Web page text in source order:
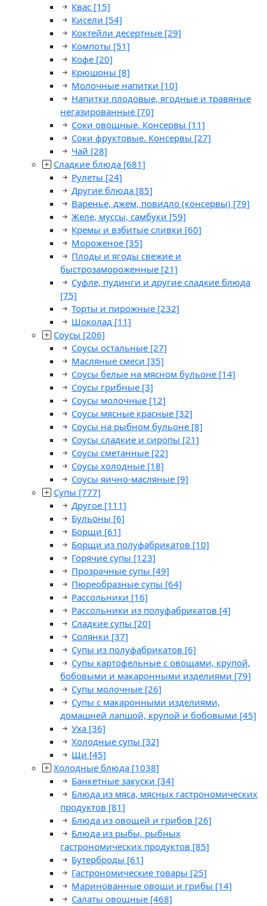
Квас [15]
Кисели [54]
Коктейли десертные [29]
Компоты [51]
Кофе [20]
Крюшоны [8]
Молочные напитки [10]
Напитки плодовые, ягодные и травяные
негазированные [70]
Соки овощные. Консервы [11]
Соки фруктовые. Консервы [27]
Чай [28]
Сладкие блюда [681]
Рулеты [24]
Другие блюда [85]
Варенье, джем, повидло (консервы) [79]
Желе, муссы, самбуки [59]
Кремы и взбитые сливки [60]
Мороженое [35]
Плоды и ягоды свежие и
быстрозамороженные [21]
Суфле, пудинги и другие сладкие блюда
[75]
Торты и пирожные [232]
Шоколад [11]
Соусы [206]
Соусы остальные [27]
Масляные смеси [35]
Соусы белые на мясном бульоне [14]
Соусы грибные [3]
Соусы молочные [12]
Соусы мясные красные [32]
Соусы на рыбном бульоне [8]
Соусы сладкие и сиропы [21]
Соусы сметанные [22]
Соусы холодные [18]
Соусы яично-масляные [9]
Супы [777]
Другое [111]
Бульоны [6]
Борщи [61]
Борщи из полуфабрикатов [10]
Горячие супы [123]
Прозрачные супы [49]
Пюреобразные супы [64]
Рассольники [16]
Рассольники из полуфабрикатов [4]
Сладкие супы [20]
Солянки [37]
Супы из полуфабрикатов [6]
Супы картофельные с овощами, крупой,
бобовыми и макаронными изделиями [79]
Супы молочные [26]
Супы с макаронными изделиями,
домашней лапшой, крупой и бобовыми [45]
Уха [36]
Холодные супы [32]
Щи [45]
Холодные блюда [1038]
Банкетные закуски [34]
Блюда из мяса, мясных гастрономических
продуктов [81]
Блюда из овощей и грибов [26]
Блюда из рыбы, рыбных
гастрономических продуктов [85]
Бутерброды [61]
Гастрономические товары [25]
Маринованные овощи и грибы [14]
Салаты овощные [468]